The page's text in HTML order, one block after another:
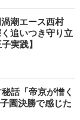
渦潮エース西村
追いつき守り立
実践】
話「帝京が憎く
園決勝で感じた